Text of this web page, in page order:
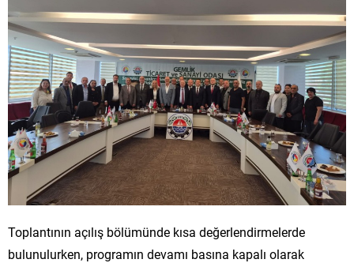
Toplantının açılış bölümünde kısa değerlendirmelerde
bulunulurken, programın devamı basına kapalı olarak